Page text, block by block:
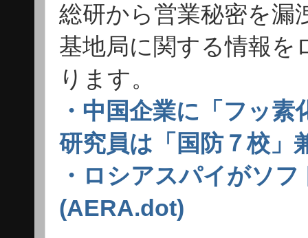
総研から営業秘密を漏
基地局に関する情報を
ります。
・中国企業に「フッ
研究員は「国防７校」
・ロシアスパイがソ
(AERA.dot)